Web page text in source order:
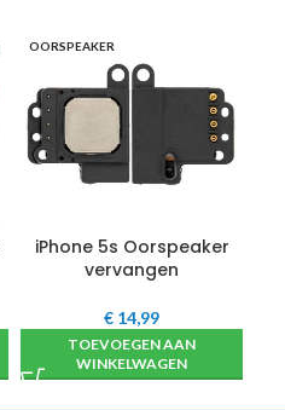
OORSPEAKER
iPhone 5s Oorspeaker
vervangen
€ 14,99
TOEVOEGEN AAN
WINKELWAGEN